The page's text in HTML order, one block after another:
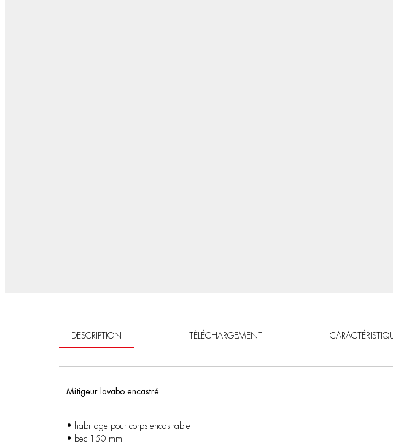
DESCRIPTION TÉLÉCHARGEMENT
Mitigeur lavabo encastré
• habillage pour corps encastrable
• bec 150 mm